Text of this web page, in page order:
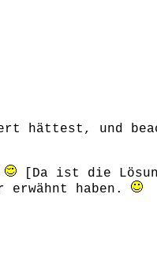
hättest, und
[Da ist die
haben.